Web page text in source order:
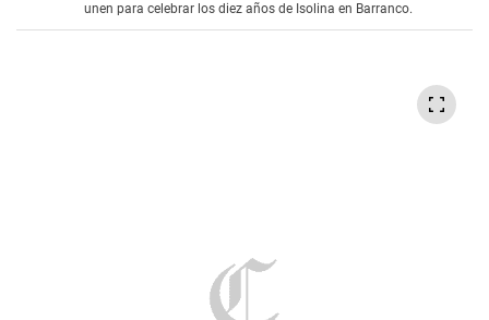
unen para celebrar los diez años de Isolina en Barranco.